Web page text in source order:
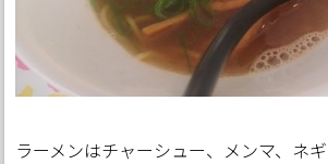
ラーメンはチャーシュー、メンマ、ネ